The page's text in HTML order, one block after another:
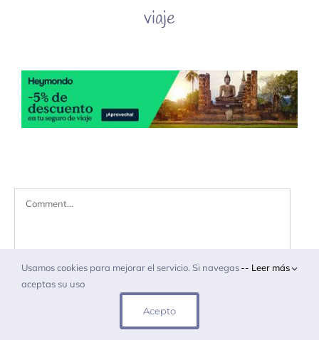
viaje
Comment
Usamos cookies para mejorar el servicio. Si navegas
aceptas su uso
-- Leer más
Acepto